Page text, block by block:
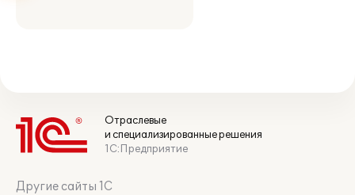
Отраслевые
и специализированные решения
1С:Предприятие
Другие сайты 1С